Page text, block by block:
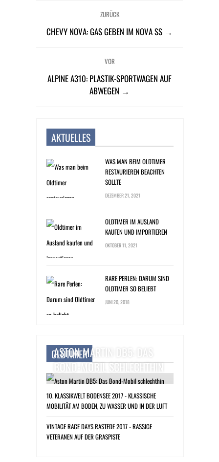
ZURÜCK
CHEVY NOVA: GAS GEBEN IM NOVA SS →
VOR
ALPINE A310: PLASTIK-SPORTWAGEN AUF
ABWEGEN →
AKTUELLES
WAS MAN BEIM OLDTIMER
RESTAURIEREN BEACHTEN
SOLLTE
DEZEMBER 21, 2021
OLDTIMER IM AUSLAND
KAUFEN UND IMPORTIEREN
OKTOBER 11, 2021
RARE PERLEN: DARUM SIND
OLDTIMER SO BELIEBT
JUNI 20, 2018
OLDTIMER
ASTON MARTIN DB5: DAS
BOND-MOBIL SCHLECHTHIN
10. KLASSIKWELT BODENSEE 2017 - KLASSISCHE
MOBILITÄT AM BODEN, ZU WASSER UND IN DER LUFT
VINTAGE RACE DAYS RASTEDE 2017 - RASSIGE
VETERANEN AUF DER GRASPISTE